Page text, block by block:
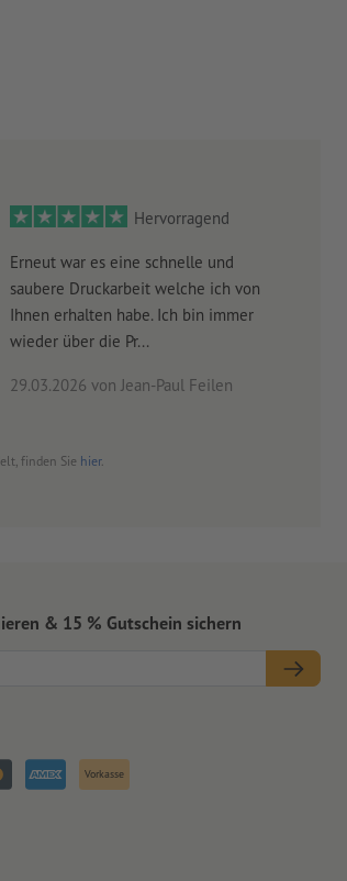
Hervorragend
Erneut war es eine schnelle und
saubere Druckarbeit welche ich von
Ihnen erhalten habe. Ich bin immer
wieder über die Pr...
29.03.2026 von Jean-Paul Feilen
finden Sie hier.
& 15 % Gutschein sichern
Vorkasse